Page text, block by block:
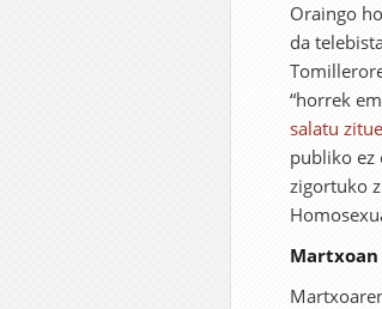
Oraingo
da
“horrek
salatu
publiko ez
zigortuko
Martxoan